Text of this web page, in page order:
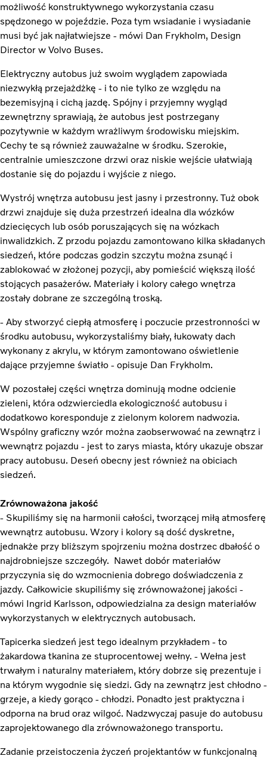
możliwość konstruktywnego wykorzystania czasu
spędzonego w pojeździe. Poza tym wsiadanie i wysiadanie
musi być jak najłatwiejsze - mówi Dan Frykholm, Design
Director w Volvo Buses.
Elektryczny autobus już swoim wyglądem zapowiada
niezwykłą przejażdżkę - i to nie tylko ze względu na
bezemisyjną i cichą jazdę. Spójny i przyjemny wygląd
zewnętrzny sprawiają, że autobus jest postrzegany
pozytywnie w każdym wrażliwym środowisku miejskim.
Cechy te są również zauważalne w środku. Szerokie,
centralnie umieszczone drzwi oraz niskie wejście ułatwiają
dostanie się do pojazdu i wyjście z niego.
Wystrój wnętrza autobusu jest jasny i przestronny. Tuż obok
drzwi znajduje się duża przestrzeń idealna dla wózków
dziecięcych lub osób poruszających się na wózkach
inwalidzkich. Z przodu pojazdu zamontowano kilka składanych
siedzeń, które podczas godzin szczytu można zsunąć i
zablokować w złożonej pozycji, aby pomieścić większą ilość
stojących pasażerów. Materiały i kolory całego wnętrza
zostały dobrane ze szczególną troską.
- Aby stworzyć ciepłą atmosferę i poczucie przestronności w
środku autobusu, wykorzystaliśmy biały, łukowaty dach
wykonany z akrylu, w którym zamontowano oświetlenie
dające przyjemne światło - opisuje Dan Frykholm.
W pozostałej części wnętrza dominują modne odcienie
zieleni, która odzwierciedla ekologiczność autobusu i
dodatkowo koresponduje z zielonym kolorem nadwozia.
Wspólny graficzny wzór można zaobserwować na zewnątrz i
wewnątrz pojazdu - jest to zarys miasta, który ukazuje obszar
pracy autobusu. Deseń obecny jest również na obiciach
siedzeń.
Zrównoważona jakość
- Skupiliśmy się na harmonii całości, tworzącej miłą atmosferę
wewnątrz autobusu. Wzory i kolory są dość dyskretne,
jednakże przy bliższym spojrzeniu można dostrzec dbałość o
najdrobniejsze szczegóły. Nawet dobór materiałów
przyczynia się do wzmocnienia dobrego doświadczenia z
jazdy. Całkowicie skupiliśmy się zrównoważonej jakości -
mówi Ingrid Karlsson, odpowiedzialna za design materiałów
wykorzystanych w elektrycznych autobusach.
Tapicerka siedzeń jest tego idealnym przykładem - to
żakardowa tkanina ze stuprocentowej wełny. - Wełna jest
trwałym i naturalny materiałem, który dobrze się prezentuje i
na którym wygodnie się siedzi. Gdy na zewnątrz jest chłodno -
grzeje, a kiedy gorąco - chłodzi. Ponadto jest praktyczna i
odporna na brud oraz wilgoć. Nadzwyczaj pasuje do autobusu
zaprojektowanego dla zrównoważonego transportu.
Zadanie przeistoczenia życzeń projektantów w funkcjonalną